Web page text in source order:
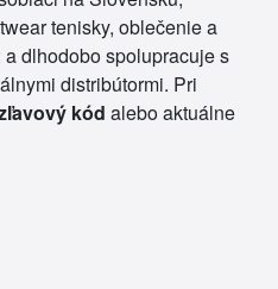
tenisky, oblečenie a
dlhodobo spolupracuje s
distribútormi. Pri
kód alebo aktuálne